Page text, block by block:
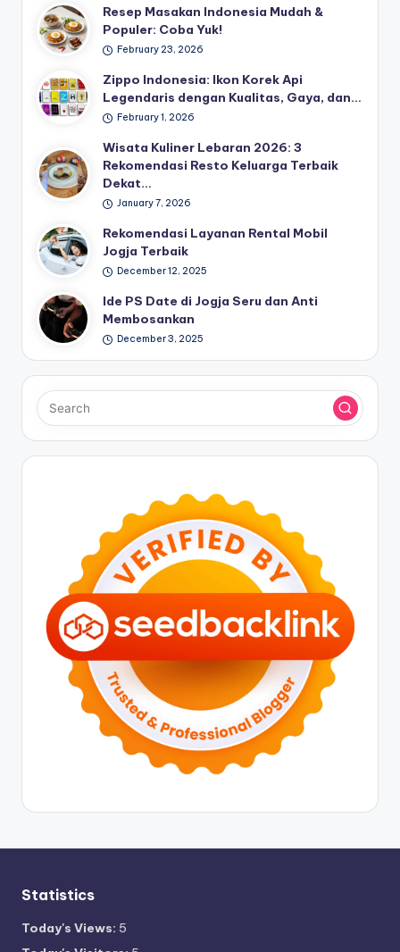
Resep Masakan Indonesia Mudah &
Populer: Coba Yuk!
February 23, 2026
Zippo Indonesia: Ikon Korek Api
Legendaris dengan Kualitas, Gaya, dan…
February 1, 2026
Wisata Kuliner Lebaran 2026: 3
Rekomendasi Resto Keluarga Terbaik
Dekat…
January 7, 2026
Rekomendasi Layanan Rental Mobil
Jogja Terbaik
December 12, 2025
Ide PS Date di Jogja Seru dan Anti
Membosankan
December 3, 2025
Statistics
Today's Views: 5